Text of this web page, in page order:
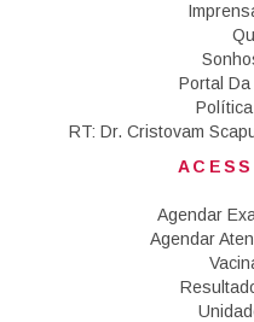
Portal
RT: Dr. Cristovam
Agendar
Agendar